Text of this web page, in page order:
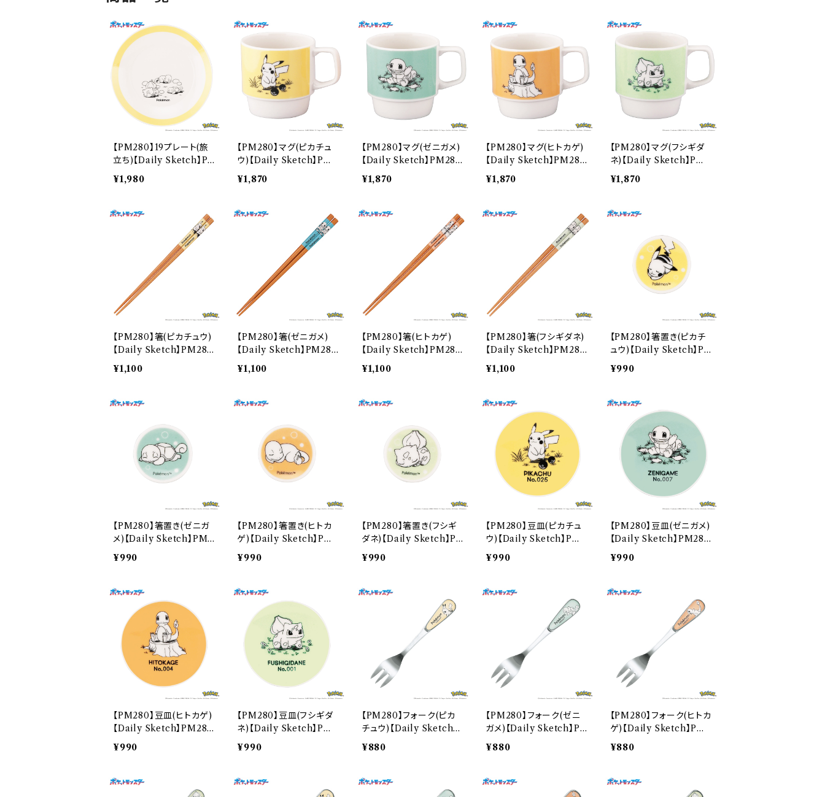
【PM280】19プレート(旅
立ち)【Daily Sketch】P
M285-330
¥1,980
【PM280】マグ(ピカチュ
ウ)【Daily Sketch】PM2
84-11
¥1,870
【PM280】マグ(ゼニガメ)
【Daily Sketch】PM283
-11
¥1,870
【PM280】マグ(ヒトカゲ)
【Daily Sketch】PM282
-11
¥1,870
【PM280】マグ(フシギダ
ネ)【Daily Sketch】PM2
81-11
¥1,870
【PM280】箸(ピカチュウ)
【Daily Sketch】PM284
-840
¥1,100
【PM280】箸(ゼニガメ)
【Daily Sketch】PM283
-840
¥1,100
【PM280】箸(ヒトカゲ)
【Daily Sketch】PM282
-840
¥1,100
【PM280】箸(フシギダネ)
【Daily Sketch】PM281
-840
¥1,100
【PM280】箸置き(ピカチ
ュウ)【Daily Sketch】P
M284-402
¥990
【PM280】箸置き(ゼニガ
メ)【Daily Sketch】PM2
83-402
¥990
【PM280】箸置き(ヒトカ
ゲ)【Daily Sketch】PM2
82-402
¥990
【PM280】箸置き(フシギ
ダネ)【Daily Sketch】P
M281-402
¥990
【PM280】豆皿(ピカチュ
ウ)【Daily Sketch】PM2
84-333
¥990
【PM280】豆皿(ゼニガメ)
【Daily Sketch】PM283
-333
¥990
【PM280】豆皿(ヒトカゲ)
【Daily Sketch】PM282
¥990
【PM280】豆皿(フシギダ
ネ)【Daily Sketch】PM2
¥990
【PM280】フォーク(ピカ
チュウ)【Daily Sketch】
¥880
【PM280】フォーク(ゼニ
ガメ)【Daily Sketch】P
¥880
【PM280】フォーク(ヒトカ
ゲ)【Daily Sketch】PM2
¥880